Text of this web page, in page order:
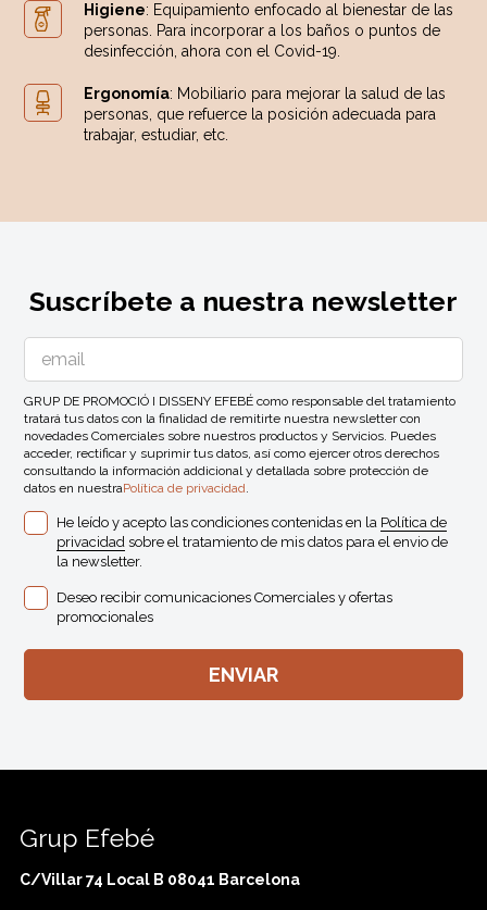
Higiene: Equipamiento enfocado al bienestar de las
personas. Para incorporar a los baños o puntos de
desinfección, ahora con el Covid-19.
Ergonomía: Mobiliario para mejorar la salud de las
personas, que refuerce la posición adecuada para
trabajar, estudiar, etc.
Suscríbete a nuestra newsletter
GRUP DE PROMOCIÓ I DISSENY EFEBÉ como responsable del tratamiento
tratará tus datos con la finalidad de remitirte nuestra newsletter con
novedades Comerciales sobre nuestros productos y Servicios. Puedes
acceder, rectificar y suprimir tus datos, así como ejercer otros derechos
consultando la información addicional y detallada sobre protección de
datos en nuestraPolítica de privacidad.
He leído y acepto las condiciones contenidas en la Política de
privacidad sobre el tratamiento de mis datos para el envio de
la newsletter.
Deseo recibir comunicaciones Comerciales y ofertas
promocionales
Grup Efebé
C/Villar 74 Local B 08041 Barcelona